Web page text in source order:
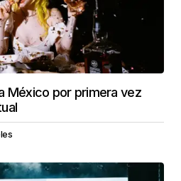
México por primera vez